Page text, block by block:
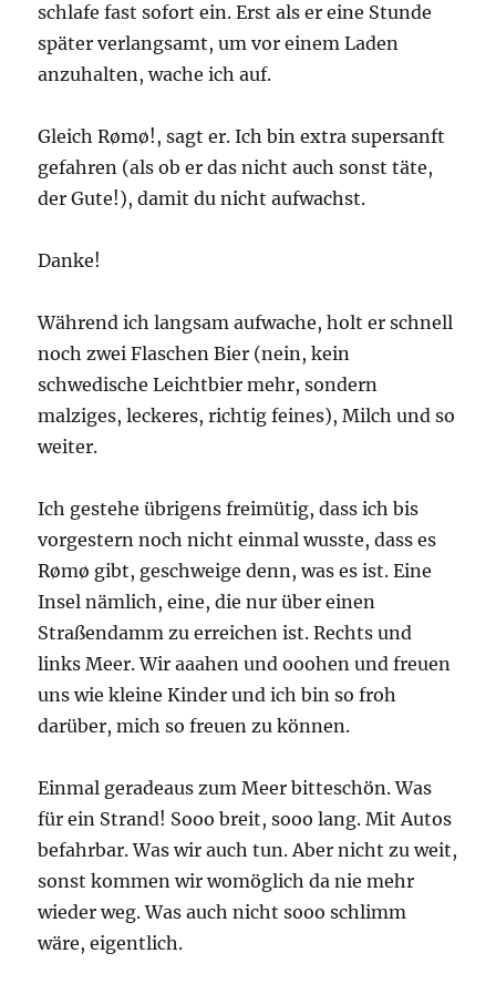
schlafe fast sofort ein. Erst als er eine Stunde
später verlangsamt, um vor einem Laden
anzuhalten, wache ich auf.
Gleich Rømø!, sagt er. Ich bin extra supersanft
gefahren (als ob er das nicht auch sonst täte,
der Gute!), damit du nicht aufwachst.
Danke!
Während ich langsam aufwache, holt er schnell
noch zwei Flaschen Bier (nein, kein
schwedische Leichtbier mehr, sondern
malziges, leckeres, richtig feines), Milch und so
weiter.
Ich gestehe übrigens freimütig, dass ich bis
vorgestern noch nicht einmal wusste, dass es
Rømø gibt, geschweige denn, was es ist. Eine
Insel nämlich, eine, die nur über einen
Straßendamm zu erreichen ist. Rechts und
links Meer. Wir aaahen und ooohen und freuen
uns wie kleine Kinder und ich bin so froh
darüber, mich so freuen zu können.
Einmal geradeaus zum Meer bitteschön. Was
für ein Strand! Sooo breit, sooo lang. Mit Autos
befahrbar. Was wir auch tun. Aber nicht zu weit,
sonst kommen wir womöglich da nie mehr
wieder weg. Was auch nicht sooo schlimm
wäre, eigentlich.